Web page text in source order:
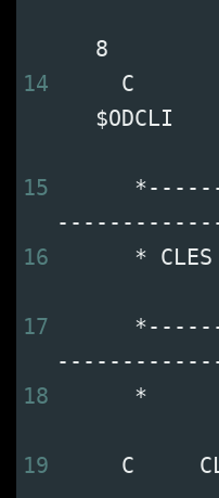
14
C
$ODCLI
15
16
*
17
18
19 C